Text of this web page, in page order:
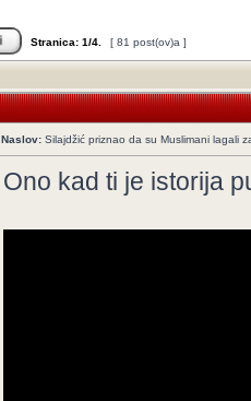
Stranica: 1/4 [ 81 post(ov)a ]
Naslov: Silajdžić priznao da su Muslimani lagali
Ono kad ti je istorija